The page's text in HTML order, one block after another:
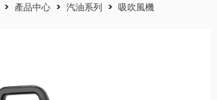
> 產品中心 > 汽油系列 > 吸吹風機